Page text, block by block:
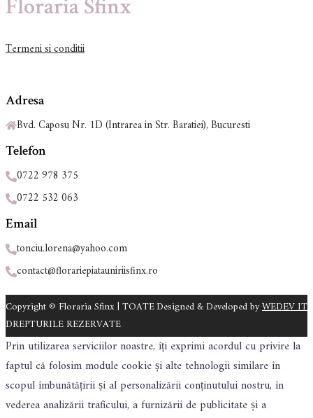
Floraria Sfinx
Termeni si conditii
Adresa
Bvd. Caposu Nr. 1D (Intrarea in Str. Baratiei), Bucuresti
Telefon
0722 978 375
0722 532 063
Email
tonciu.lorena@yahoo.com
contact@florariepiatauniriisfinx.ro
Copyright © Floraria Sfinx | TOATE
DREPTURILE REZERVATE
Designed & Developed byWEDEV IT
Prin utilizarea serviciilor noastre, îți exprimi acordul cu privire la
faptul că folosim module cookie și alte tehnologii similare în
scopul îmbunătățirii și al personalizării conținutului nostru, în
vederea analizării traficului, a furnizării de publicitate și a